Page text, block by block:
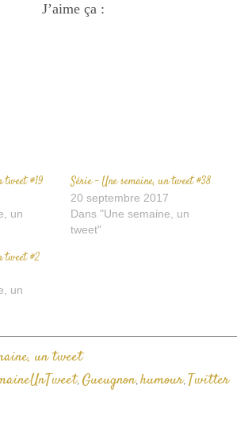
Facebook(ouvre
dans
Twitter(ouvre
dans
J’aime ça :
tweet #19
un
Série – Une semaine, un tweet #38
20 septembre 2017
Dans "Une semaine, un
tweet"
tweet #2
un
un tweet
, Gueugnon,humour, Twitter